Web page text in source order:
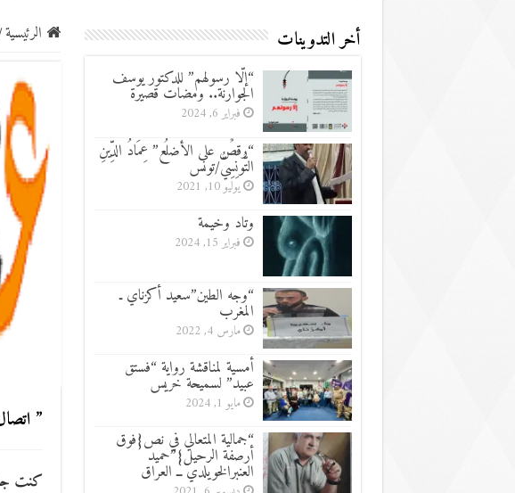
الرئيسية
”
كنت
أخر التدوينات
“إلّا رسولهم” للدكتور يوسف
الجوارنة.. ومضات قصيرة
فبراير 6, 2024
“رقصٌ على الأضلُع” عِمَادُ الدِّينِ
التُّونِسِيُّ/تونس
يوليو 10, 2021
وتاد وخيمة
فبراير 15, 2024
“وجه الطين”سعيد أكزناي ـ
المغرب
مارس 4, 2022
أمسية لمناقشة رواية “فستق
عبيد” لسميحة خريس
مايو 1, 2024
“جمالية المتعالي في نص{فوق
أرصفة الرحيل}”حميد
العنبرالخويلدي ــ العراق